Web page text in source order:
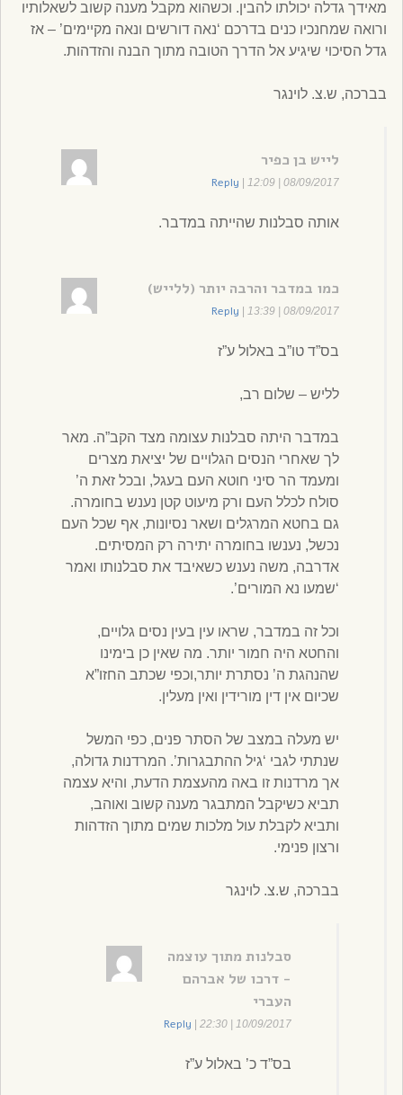
מאידך גדלה יכולתו להבין. וכשהוא מקבל מענה קשוב לשאלותיו
ורואה שמחנכיו כנים בדרכם ‘נאה דורשים ונאה מקיימים’ – אז
גדל הסיכוי שיגיע אל הדרך הטובה מתוך הבנה והזדהות.
בברכה, ש.צ. לוינגר
לייש בן כפיר
08/09/2017 | 12:09
Reply
אותה סבלנות שהייתה במדבר.
כמו במדבר והרבה יותר (ללייש)
08/09/2017 | 13:39
Reply
בס”ד טו”ב באלול ע”ז
לליש – שלום רב,
במדבר היתה סבלנות עצומה מצד הקב”ה. מאר
לך שאחרי הנסים הגלויים של יציאת מצרים
ומעמד הר סיני חוטא העם בעגל, ובכל זאת ה’
סולח לכלל העם ורק מיעוט קטן נענש בחומרה.
גם בחטא המרגלים ושאר נסיונות, אף שכל העם
נכשל, נענשו בחומרה יתירה רק המסיתים.
אדרבה, משה נענש כשאיבד את סבלנותו ואמר
‘שמעו נא המורים’.
וכל זה במדבר, שראו עין בעין נסים גלויים,
והחטא היה חמור יותר. מה שאין כן בימינו
שהנהגת ה’ נסתרת יותר,וכפי שכתב החזו”א
שכיום אין דין מורידין ואין מעלין.
יש מעלה במצב של הסתר פנים, כפי המשל
שנתתי לגבי ‘גיל ההתבגרות’. המרדנות גדולה,
אך מרדנות זו באה מהעצמת הדעת, והיא עצמה
תביא כשיקבל המתבגר מענה קשוב ואוהב,
ותביא לקבלת עול מלכות שמים מתוך הזדהות
ורצון פנימי.
בברכה, ש.צ. לוינגר
סבלנות מתוך עוצמה
- דרכו של אברהם
העברי
10/09/2017 | 22:30
Reply
בס”ד כ’ באלול ע”ז